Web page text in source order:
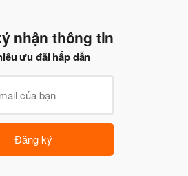
nhận thông tin
ưu đãi hấp dẫn
Đăng ký